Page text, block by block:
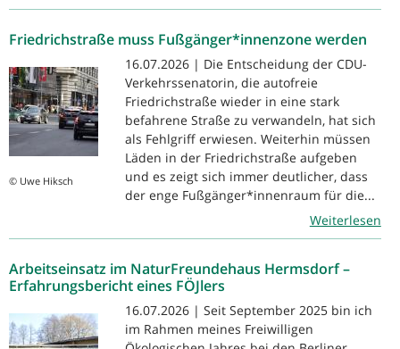
Friedrichstraße muss Fußgänger*innenzone werden
© Uwe Hiksch
16.07.2026 | Die Entscheidung der CDU-
Verkehrssenatorin, die autofreie
Friedrichstraße wieder in eine stark
befahrene Straße zu verwandeln, hat sich
als Fehlgriff erwiesen. Weiterhin müssen
Läden in der Friedrichstraße aufgeben
und es zeigt sich immer deutlicher, dass
der enge Fußgänger*innenraum für die...
Weiterlesen
Arbeitseinsatz im NaturFreundehaus Hermsdorf –
Erfahrungsbericht eines FÖJlers
16.07.2026 | Seit September 2025 bin ich
im Rahmen meines Freiwilligen